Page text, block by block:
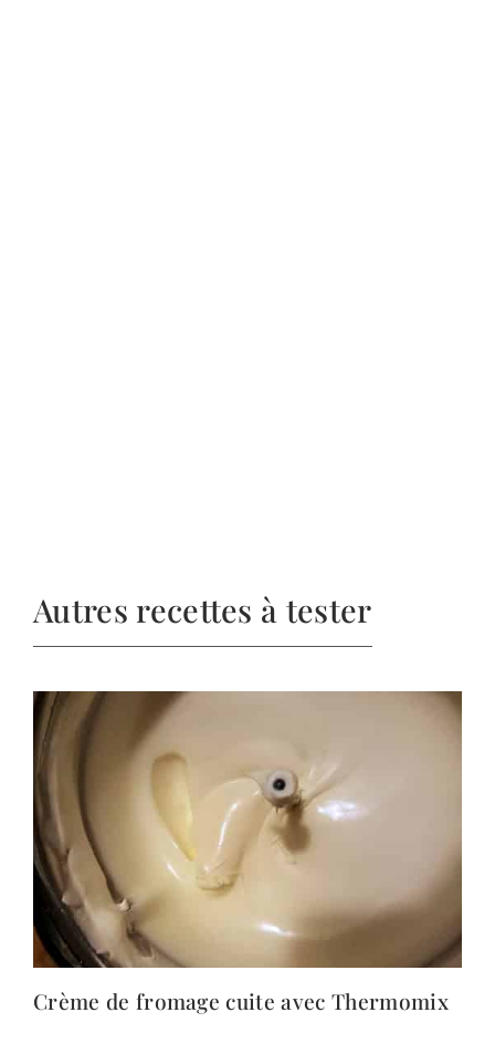
Autres recettes à tester
Crème de fromage cuite avec Thermomix